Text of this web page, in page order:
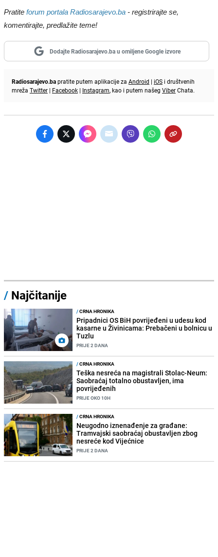
Pratite forum portala Radiosarajevo.ba - registrirajte se,
komentirajte, predlažite teme!
Dodajte Radiosarajevo.ba u omiljene Google izvore
Radiosarajevo.bapratite putem aplikacije za Android | iOS i društvenih
mreža Twitter | Facebook | Instagram, kao i putem našeg ViberChata.
/ Najčitanije
/CRNA HRONIKA
Pripadnici OS BiH povrijeđeni u udesu kod
kasarne u Živinicama: Prebačeni u bolnicu u
Tuzlu
PRIJE 2 DANA
/CRNA HRONIKA
Teška nesreća na magistrali Stolac-Neum:
Saobraćaj totalno obustavljen, ima
povrijeđenih
PRIJE OKO 10H
/CRNA HRONIKA
Neugodno iznenađenje za građane:
Tramvajski saobraćaj obustavljen zbog
nesreće kod Vijećnice
PRIJE 2 DANA